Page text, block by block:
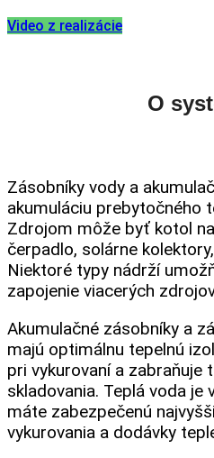
Video z realizácie
O
Zásobníky vody a
akumuláciu prebytočného
Zdrojom môže byť kotol
čerpadlo, solárne
Niektoré typy nádrží
zapojenie viacerých
Akumulačné zásobníky a
majú optimálnu tepelnú
pri vykurovaní a
skladovania. Teplá voda je
máte zabezpečenú
vykurovania a dodávky